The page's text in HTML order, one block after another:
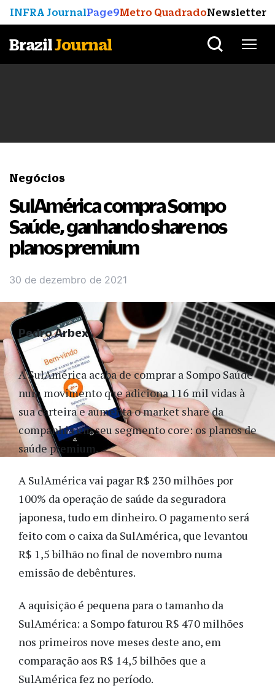
INFRA JournalPage9Metro QuadradoNewsletter
BrazilJournal
Negócios
SulAmérica compra Sompo
Saúde, ganhando share nos
planos premium
30 de dezembro de 2021
A SulAmérica acaba de comprar a Sompo Saúde
num movimento que adiciona 116 mil vidas à
sua carteira e aumenta o market share da
companhia em seu segmento core: os planos de
saúde premium.
A SulAmérica vai pagar R$ 230 milhões por
100% da operação de saúde da seguradora
japonesa, tudo em dinheiro. O pagamento será
feito com o caixa da SulAmérica, que levantou
R$ 1,5 bilhão no final de novembro numa
emissão de debêntures.
A aquisição é pequena para o tamanho da
SulAmérica: a Sompo faturou R$ 470 milhões
nos primeiros nove meses deste ano, em
comparação aos R$ 14,5 bilhões que a
SulAmérica fez no período.
Pedro Arbex